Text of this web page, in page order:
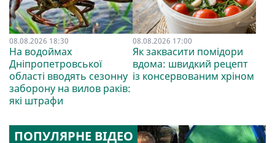
08.08.2026 18:30
На водоймах
Дніпропетровської
області вводять сезонну
заборону на вилов раків:
які штрафи
08.08.2026 17:00
Як заквасити помідори
вдома: швидкий рецепт
із консервованим хріном
ПОПУЛЯРНЕ ВІДЕО